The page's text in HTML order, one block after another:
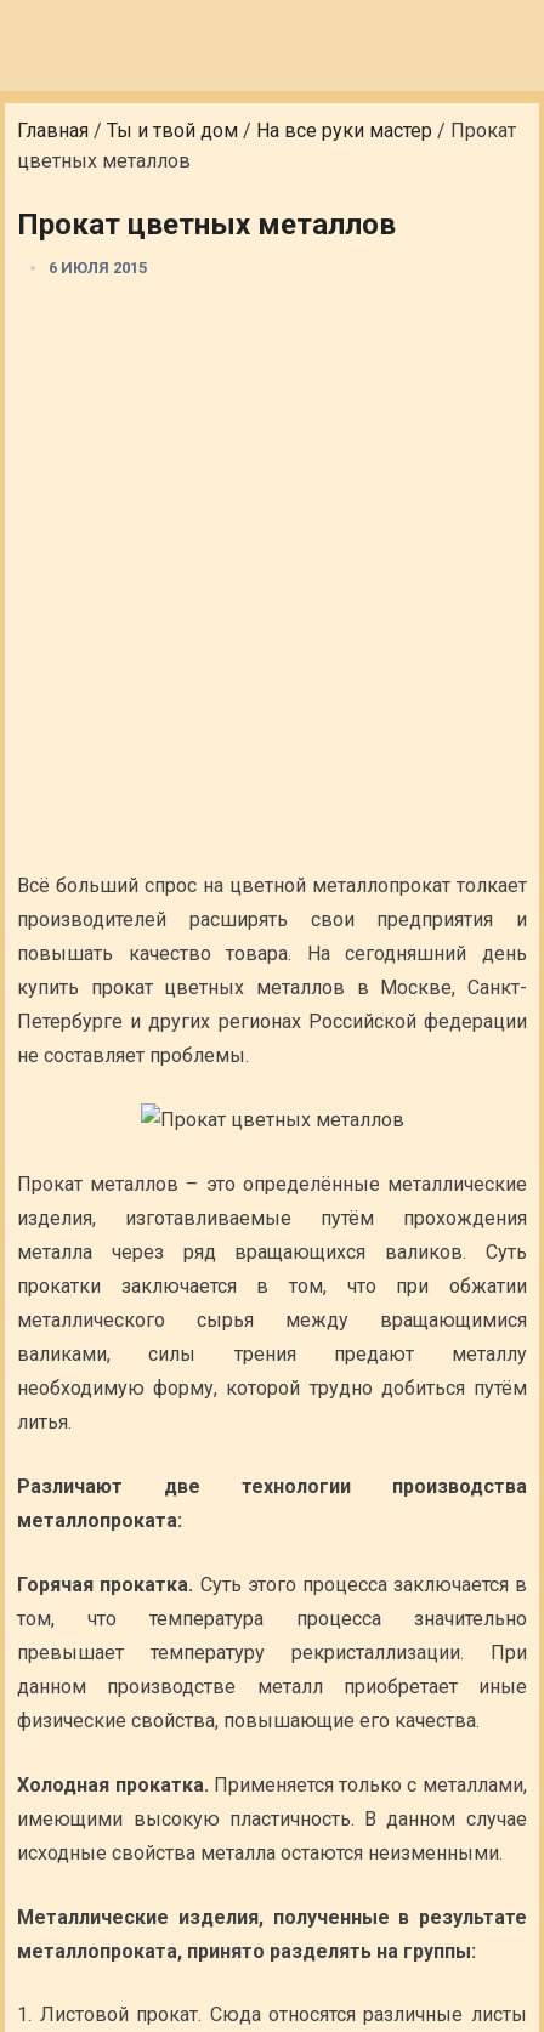
Главная /Ты и твой дом / На все руки мастер / Прокат
цветных металлов
Прокат цветных металлов
6 ИЮЛЯ 2015
Всё больший спрос на цветной металлопрокат толкает
производителей расширять свои предприятия и
повышать качество товара. На сегодняшний день
купить прокат цветных металлов в Москве, Санкт-
Петербурге и других регионах Российской федерации
не составляет проблемы.
Прокат металлов – это определённые металлические
изделия, изготавливаемые путём прохождения
металла через ряд вращающихся валиков. Суть
прокатки заключается в том, что при обжатии
металлического сырья между вращающимися
валиками, силы трения предают металлу
необходимую форму, которой трудно добиться путём
литья.
Различают две технологии производства
металлопроката:
Горячая прокатка. Суть этого процесса заключается в
том, что температура процесса значительно
превышает температуру рекристаллизации. При
данном производстве металл приобретает иные
физические свойства, повышающие его качества.
Холодная прокатка. Применяется только с металлами,
имеющими высокую пластичность. В данном случае
исходные свойства металла остаются неизменными.
Металлические изделия, полученные в результате
металлопроката, принято разделять на группы:
Листовой прокат. Сюда относятся различные листы